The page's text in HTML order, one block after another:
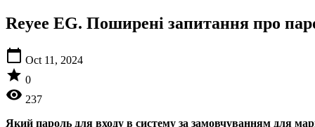
Reyee EG. Поширені запитання про
calendar_today Oct 11, 2024
star 0
visibility 237
Який пароль для входу в систему за замовчуванням для